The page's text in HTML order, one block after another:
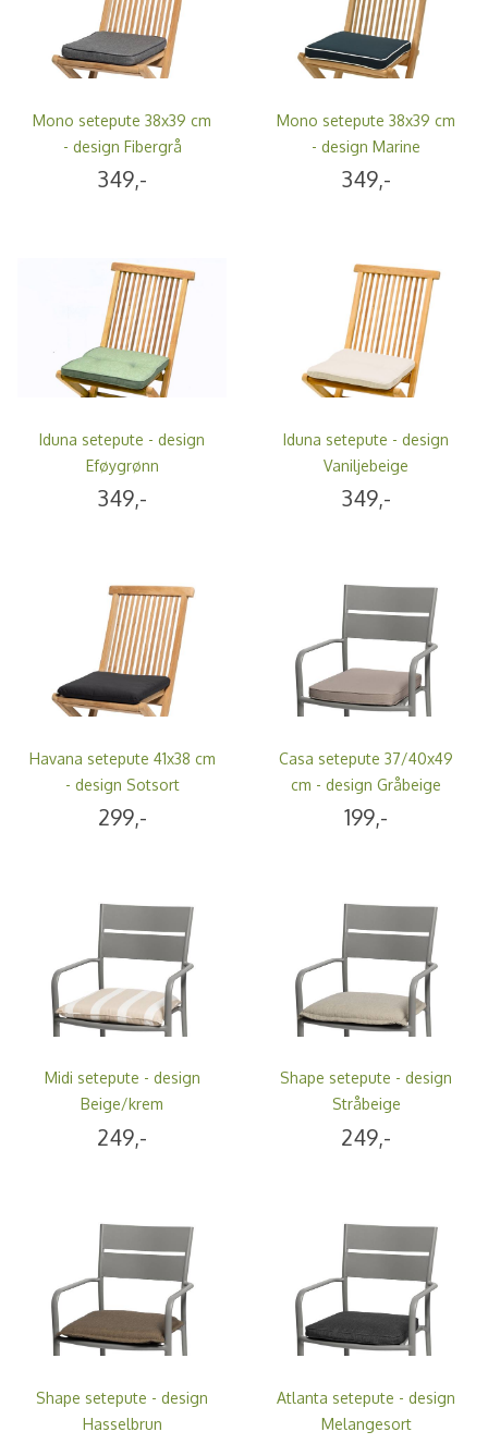
Mono setepute 38x39 cm
- design Fibergrå
349,-
Mono setepute 38x39 cm
- design Marine
349,-
Iduna setepute - design
Eføygrønn
349,-
Iduna setepute - design
Vaniljebeige
349,-
Havana setepute 41x38 cm
- design Sotsort
299,-
Casa setepute 37/40x49
cm - design Gråbeige
199,-
Midi setepute - design
Beige/krem
249,-
Shape setepute - design
Stråbeige
249,-
Shape setepute - design
Hasselbrun
Atlanta setepute - design
Melangesort